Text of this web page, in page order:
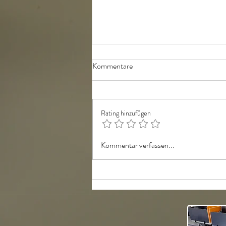
Coworking Trends 2025
Kommentare
Rating hinzufügen
Kommentar verfassen...